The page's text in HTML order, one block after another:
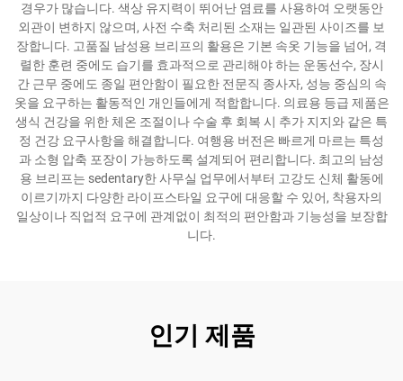
경우가 많습니다. 색상 유지력이 뛰어난 염료를 사용하여 오랫동안
외관이 변하지 않으며, 사전 수축 처리된 소재는 일관된 사이즈를 보
장합니다. 고품질 남성용 브리프의 활용은 기본 속옷 기능을 넘어, 격
렬한 훈련 중에도 습기를 효과적으로 관리해야 하는 운동선수, 장시
간 근무 중에도 종일 편안함이 필요한 전문직 종사자, 성능 중심의 속
옷을 요구하는 활동적인 개인들에게 적합합니다. 의료용 등급 제품은
생식 건강을 위한 체온 조절이나 수술 후 회복 시 추가 지지와 같은 특
정 건강 요구사항을 해결합니다. 여행용 버전은 빠르게 마르는 특성
과 소형 압축 포장이 가능하도록 설계되어 편리합니다. 최고의 남성
용 브리프는 sedentary한 사무실 업무에서부터 고강도 신체 활동에
이르기까지 다양한 라이프스타일 요구에 대응할 수 있어, 착용자의
일상이나 직업적 요구에 관계없이 최적의 편안함과 기능성을 보장합
니다.
인기 제품